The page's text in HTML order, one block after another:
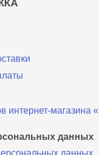
интернет-магазина
данных
данных